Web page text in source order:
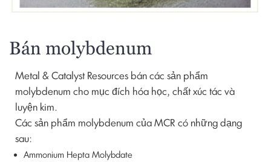
Bán molybdenum
Metal & Catalyst Resources bán các sản phẩm
molybdenum cho mục đích hóa học, chất xúc tác và
luyện kim.
Các sản phẩm molybdenum của MCR có những dạng
sau:
Ammonium Hepta Molybdate